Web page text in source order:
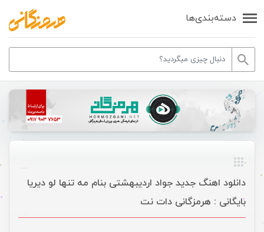
دسته‌بندی‌ها
دانلود اهنگ جدید جواد اردیبهشتی بنام مه تنها لو دیریا
بایگانی : هرمزگانی دات نت